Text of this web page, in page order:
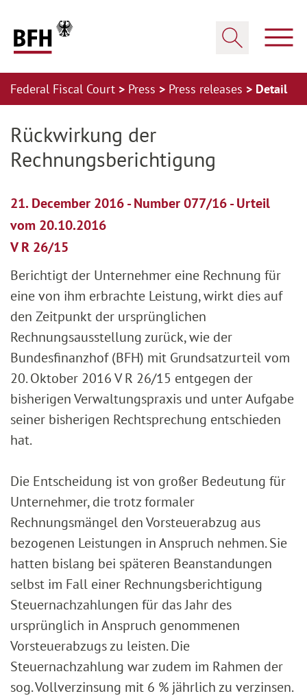
Federal Fiscal Court Press Press releases Detail
Rückwirkung der
Rechnungsberichtigung
21. December 2016 - Number 077/16 - Urteil
vom 20.10.2016
V R 26/15
Berichtigt der Unternehmer eine Rechnung für
eine von ihm erbrachte Leistung, wirkt dies auf
den Zeitpunkt der ursprünglichen
Rechnungsausstellung zurück, wie der
Bundesfinanzhof (BFH) mit Grundsatzurteil vom
20. Oktober 2016 V R 26/15 entgegen der
bisherigen Verwaltungspraxis und unter Aufgabe
seiner bisherigen Rechtsprechung entschieden
hat.
Die Entscheidung ist von großer Bedeutung für
Unternehmer, die trotz formaler
Rechnungsmängel den Vorsteuerabzug aus
bezogenen Leistungen in Anspruch nehmen. Sie
hatten bislang bei späteren Beanstandungen
selbst im Fall einer Rechnungsberichtigung
Steuernachzahlungen für das Jahr des
ursprünglich in Anspruch genommenen
Vorsteuerabzugs zu leisten. Die
Steuernachzahlung war zudem im Rahmen der
sog. Vollverzinsung mit 6 % jährlich zu verzinsen.